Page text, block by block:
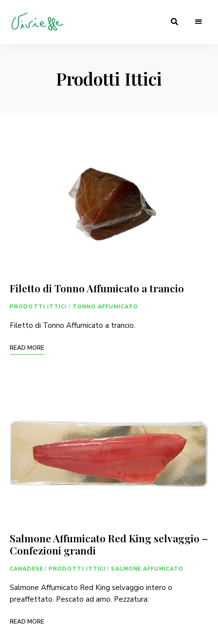
Prodotti Ittici
Filetto di Tonno Affumicato a trancio
PRODOTTI ITTICI / TONNO AFFUMICATO
Filetto di Tonno Affumicato a trancio.
READ MORE
Salmone Affumicato Red King selvaggio –
Confezioni grandi
CANADESE / PRODOTTI ITTICI / SALMONE AFFUMICATO
Salmone Affumicato Red King selvaggio intero o
preaffettato. Pescato ad amo. Pezzatura:
READ MORE